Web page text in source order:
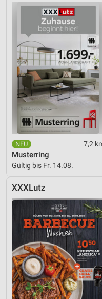
7,2
Musterring
Gültig bis Fr. 14.08.
XXXLutz